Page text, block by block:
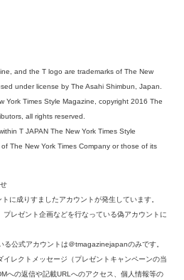
and the T logo are trademarks of The New
under license by The Asahi Shimbun, Japan.
York Times Style Magazine, copyright 2016 The
all rights reserved.
T JAPAN The New York Times Style
The New York Times Company or those of its
に成りすましたアカウントが発生しています。
プレゼント企画などを行なっている偽アカウントに
公式アカウントは＠tmagazinejapanのみです。
レクトメッセージ（プレゼントキャンペーンの当
への返信や記載URLへのアクセス、個人情報等の